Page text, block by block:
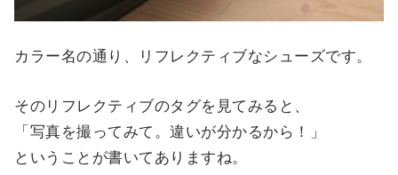
カラー名の通り、リフレクティブなシューズです。
そのリフレクティブのタグを見てみると、
「写真を撮ってみて。違いが分かるから！」
ということが書いてありますね。